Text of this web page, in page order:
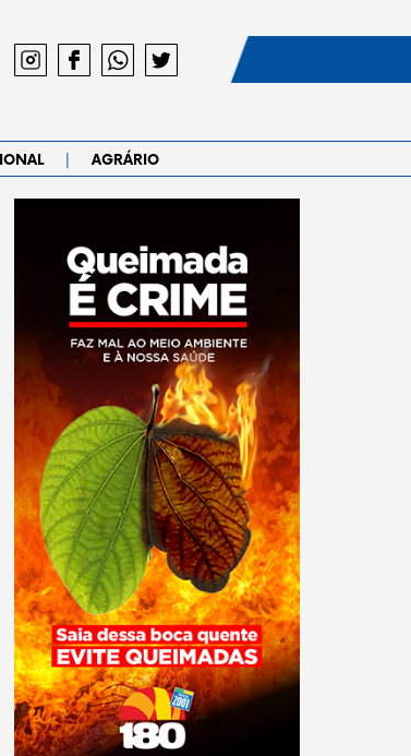
| AGRÁRIO